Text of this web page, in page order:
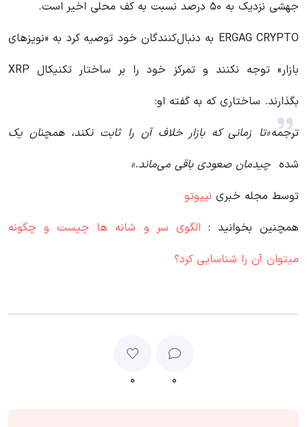
جهشی نزدیک به ۵۰ درصد نسبت به کف محلی اخیر است.
ERGAG CRYPTO به دنبال‌کنندگان خود توصیه کرد به «نویزهای
بازار» توجه نکنند و تمرکز خود را بر ساختار تکنیکال XRP
بگذارند. ساختاری که به گفته او:
«تا زمانی که بازار خلاف آن را ثابت نکند، همچنان یک
چیدمان صعودی باقی می‌ماند.»
ترجمه
شده
توسط مجله خبری نیپوتو
همچنین بخوانید : الگوی سر و شانه ها چیست و چگونه
میتوان آن را شناسایی کرد؟
۰ ۰